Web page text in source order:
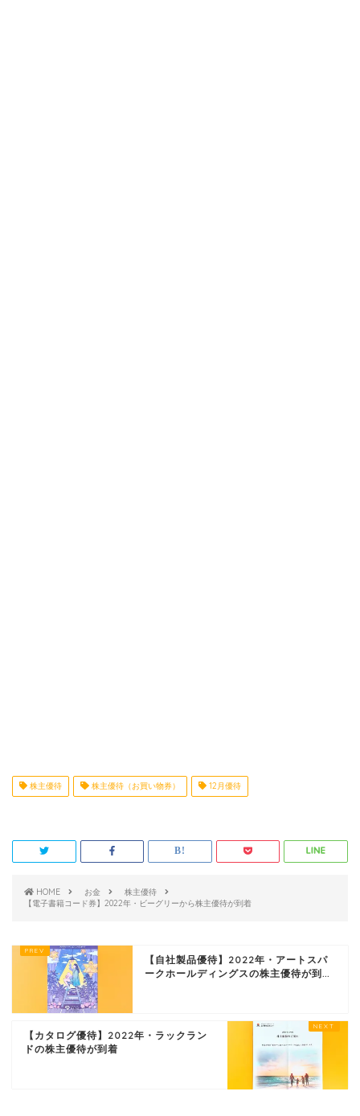
株主優待 株主優待（お買い物券） 12月優待
HOME お金
株主優待
【電子書籍コード券】2022年・ビーグリーから株主優待が到着
【自社製品優待】2022年・アートスパ
ークホールディングスの株主優待が到...
【カタログ優待】2022年・ラックラン
ドの株主優待が到着